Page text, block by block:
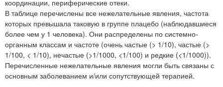
координации, периферические отеки.
В таблице перечислены все нежелательные явления, частота
которых превышала таковую в группе плацебо (наблюдавшиеся
более чем у 1 человека). Они распределены по системно-
органным классам и частоте (очень частые (> 1/10), частые (>
1/100, < 1/10), нечастые (>1/1000, <1/100) и редкие (<1/1000)).
Перечисленные нежелательные явления могли быть связаны с
основным заболеванием и/или сопутствующей терапией.